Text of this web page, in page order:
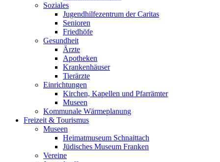
Soziales
Jugendhilfezentrum der Caritas
Senioren
Friedhöfe
Gesundheit
Ärzte
Apotheken
Krankenhäuser
Tierärzte
Einrichtungen
Kirchen, Kapellen und Pfarrämter
Museen
Kommunale Wärmeplanung
Freizeit & Tourismus
Museen
Heimatmuseum Schnaittach
Jüdisches Museum Franken
Vereine